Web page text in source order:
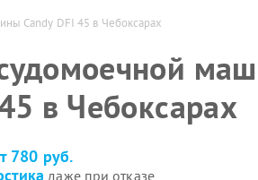
Candy DFI 45 в Чебоксарах
в Чебоксарах
780 руб.
даже при отказе